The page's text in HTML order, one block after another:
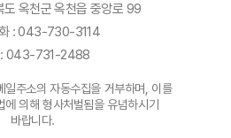
옥천군 옥천읍 중앙로 99
: 043-730-3114
: 043-731-2488
일주소의 자동수집을 거부하며, 이를
의해 형사처벌됨을 유념하시기
바랍니다.